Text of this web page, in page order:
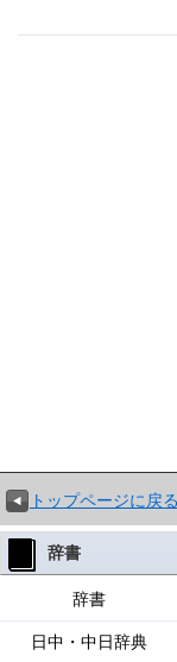
トップページに戻る
辞書
辞書
日中・中日辞典